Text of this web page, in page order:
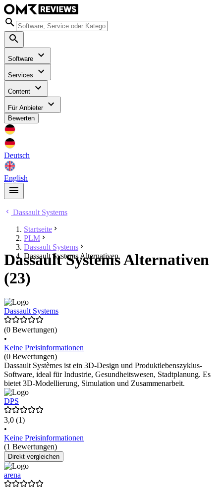
Software
Services
Content
Für Anbieter
Bewerten
Deutsch
English
Dassault Systems
Startseite
PLM
Dassault Systems
Dassault Systems Alternativen
Dassault Systems Alternativen
(23)
Dassault Systems
(0 Bewertungen)
•
Keine Preisinformationen
(0 Bewertungen)
Dassault Systèmes ist ein 3D-Design und Produktlebenszyklus-
Software, ideal für Industrie, Gesundheitswesen, Stadtplanung. Es
bietet 3D-Modellierung, Simulation und Zusammenarbeit.
DPS
3,0 (1)
•
Keine Preisinformationen
(1 Bewertungen)
Direkt vergleichen
arena